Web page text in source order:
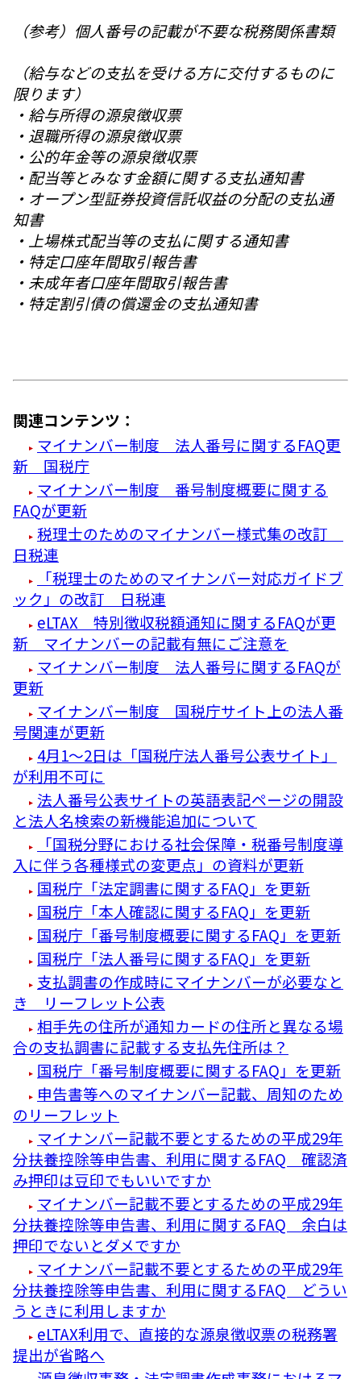
（参考）個人番号の記載が不要な税務関係書類
（給与などの支払を受ける方に交付するものに
限ります）
・給与所得の源泉徴収票
・退職所得の源泉徴収票
・公的年金等の源泉徴収票
・配当等とみなす金額に関する支払通知書
・オープン型証券投資信託収益の分配の支払通
知書
・上場株式配当等の支払に関する通知書
・特定口座年間取引報告書
・未成年者口座年間取引報告書
・特定割引債の償還金の支払通知書
関連コンテンツ：
マイナンバー制度 法人番号に関するFAQ更
新 国税庁
マイナンバー制度 番号制度概要に関する
FAQが更新
税理士のためのマイナンバー様式集の改訂
日税連
「税理士のためのマイナンバー対応ガイドブ
ック」の改訂 日税連
eLTAX 特別徴収税額通知に関するFAQが更
新 マイナンバーの記載有無にご注意を
マイナンバー制度 法人番号に関するFAQが
更新
マイナンバー制度 国税庁サイト上の法人番
号関連が更新
4月1～2日は「国税庁法人番号公表サイト」
が利用不可に
法人番号公表サイトの英語表記ページの開設
と法人名検索の新機能追加について
「国税分野における社会保障・税番号制度導
入に伴う各種様式の変更点」の資料が更新
国税庁「法定調書に関するFAQ」を更新
国税庁「本人確認に関するFAQ」を更新
国税庁「番号制度概要に関するFAQ」を更新
国税庁「法人番号に関するFAQ」を更新
支払調書の作成時にマイナンバーが必要なと
き リーフレット公表
相手先の住所が通知カードの住所と異なる場
合の支払調書に記載する支払先住所は？
国税庁「番号制度概要に関するFAQ」を更新
申告書等へのマイナンバー記載、周知のため
のリーフレット
マイナンバー記載不要とするための平成29年
分扶養控除等申告書、利用に関するFAQ 確認済
み押印は豆印でもいいですか
マイナンバー記載不要とするための平成29年
分扶養控除等申告書、利用に関するFAQ 余白は
押印でないとダメですか
マイナンバー記載不要とするための平成29年
分扶養控除等申告書、利用に関するFAQ どうい
うときに利用しますか
eLTAX利用で、直接的な源泉徴収票の税務署
提出が省略へ